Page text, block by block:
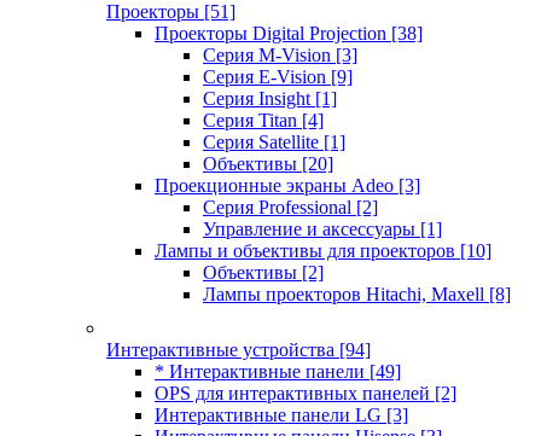
Проекторы [51]
Проекторы Digital Projection [38]
Серия M-Vision [3]
Серия E-Vision [9]
Серия Insight [1]
Серия Titan [4]
Серия Satellite [1]
Объективы [20]
Проекционные экраны Adeo [3]
Серия Professional [2]
Управление и аксессуары [1]
Лампы и объективы для проекторов [10]
Объективы [2]
Лампы проекторов Hitachi, Maxell [8]
Интерактивные устройства [94]
* Интерактивные панели [49]
OPS для интерактивных панелей [2]
Интерактивные панели LG [3]